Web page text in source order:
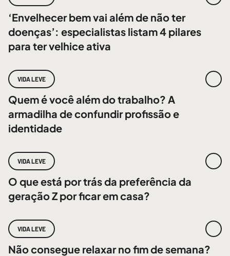
‘Envelhecer bem vai além de não ter
doenças’: especialistas listam 4 pilares
para ter velhice ativa
VIDA LEVE
Quem é você além do trabalho? A
armadilha de confundir profissão e
identidade
VIDA LEVE
O que está por trás da preferência da
geração Z por ficar em casa?
VIDA LEVE
Não consegue relaxar no fim de semana?